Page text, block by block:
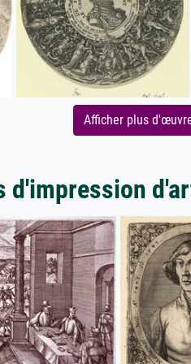
Afficher plus
d'impression